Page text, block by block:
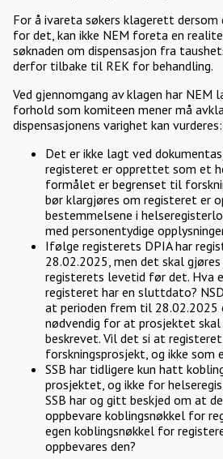
For å ivareta søkers klagerett
for det, kan ikke NEM foreta en
søknaden om dispensasjon fra
derfor tilbake til REK for behandling.
Ved gjennomgang av klagen har NEM
forhold som komiteen mener må
dispensasjonens varighet kan vurderes:
Det er ikke lagt ved
registeret er opprettet som et
formålet er begrenset til
bør klargjøres om registeret er
bestemmelsene i
med personentydige
Ifølge registerets DPIA har
28.02.2025, men det skal gjøres
registerets levetid før det. Hva
registeret har en sluttdato?
at perioden frem til 28.02.2025
nødvendig for at prosjektet
beskrevet. Vil det si at
forskningsprosjekt, og ikke som
SSB har tidligere kun hatt
prosjektet, og ikke for
SSB har og gitt beskjed om at
oppbevare koblingsnøkkel for
egen koblingsnøkkel for
oppbevares den?